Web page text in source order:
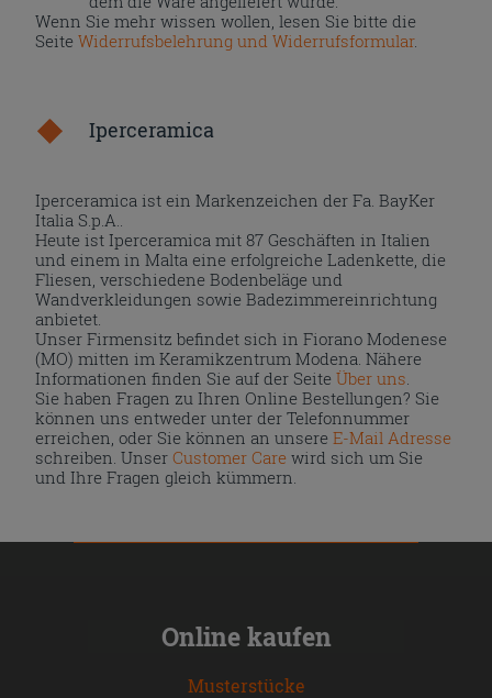
Wenn Sie mehr wissen wollen, lesen Sie bitte die
SeiteWiderrufsbelehrung und Widerrufsformular.
Iperceramica
Iperceramica ist ein Markenzeichen der Fa. BayKer
Italia S.p.A..
Heute ist Iperceramica mit 87 Geschäften in Italien
und einem in Malta eine erfolgreiche Ladenkette, die
Fliesen, verschiedene Bodenbeläge und
Wandverkleidungen sowie Badezimmereinrichtung
anbietet.
Unser Firmensitz befindet sich in Fiorano Modenese
(MO) mitten im Keramikzentrum Modena. Nähere
Informationen finden Sie auf der Seite Über uns
Sie haben Fragen zu Ihren Online Bestellungen? Sie
können uns entweder unter der Telefonnummer
erreichen, oder Sie können an unsereE-Mail Adresse
schreiben. UnserCustomer Care wird sich um Sie
und Ihre Fragen gleich kümmern.
Online kaufen
Musterstücke